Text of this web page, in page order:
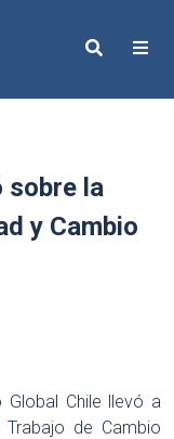
Search
sobre la
y Cambio
Chile llevó a
de Cambio